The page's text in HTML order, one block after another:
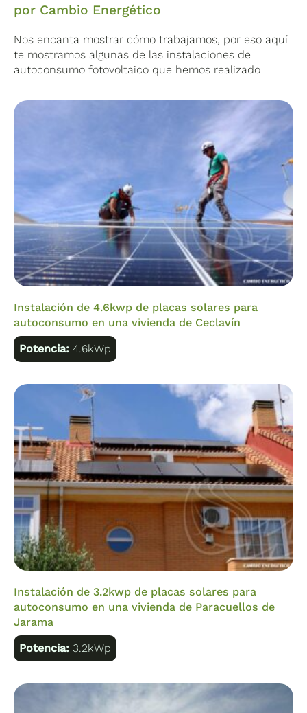
por Cambio Energético
Nos encanta mostrar cómo trabajamos, por eso aquí
te mostramos algunas de las instalaciones de
autoconsumo fotovoltaico que hemos realizado
Instalación de 4.6kwp de placas solares para
autoconsumo en una vivienda de Ceclavín
Potencia:4.6kWp
Instalación de 3.2kwp de placas solares para
autoconsumo en una vivienda de Paracuellos de
Jarama
Potencia:3.2kWp